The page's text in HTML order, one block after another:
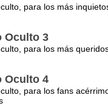
para los más
Oculto 3
para los más
Oculto 4
para los fans